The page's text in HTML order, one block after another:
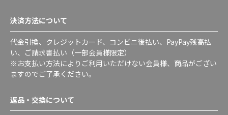
決済方法について
代金引換、クレジットカード、コンビニ後払い、PayPay残高払
い、ご請求書払い（一部会員様限定）
※お支払い方法によりご利用いただけない会員様、商品がござい
ますのでご了承ください。
返品・交換について